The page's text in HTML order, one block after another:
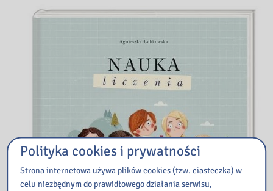
Polityka cookies i prywatności
Strona internetowa używa plików cookies (tzw. ciasteczka) w
celu niezbędnym do prawidłowego działania serwisu,